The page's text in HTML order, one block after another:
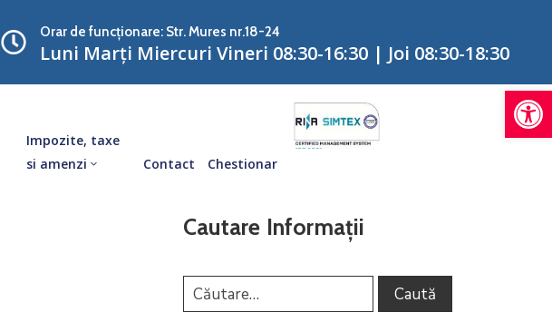
Orar de funcționare: Str. Mures nr.18-24
Luni Marți Miercuri Vineri 08:30-16:30 | Joi 08:30-18:30
Impozite, taxe
si amenzi
Contact Chestionar
Cautare Informații